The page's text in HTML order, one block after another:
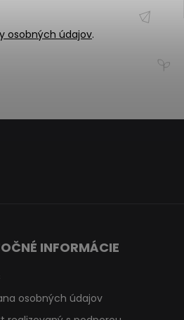
osobných údajov.
INFORMÁCIE
osobných údajov